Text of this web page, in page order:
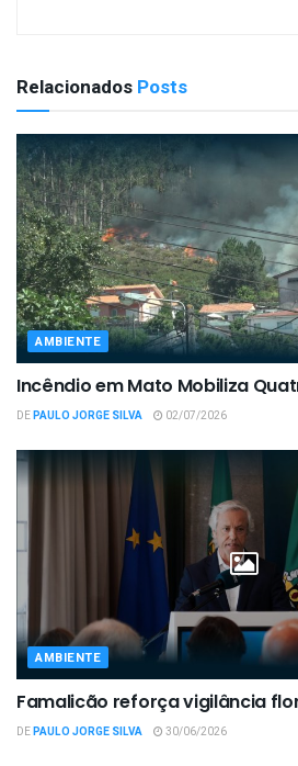
Relacionados Posts
AMBIENTE
Incêndio em Mato Mobiliza
DEPAULO JORGE SILVA 02/07/2026
AMBIENTE
Famalicão reforça vigilância
DEPAULO JORGE SILVA 30/06/2026